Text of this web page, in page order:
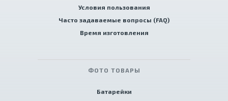
Условия пользования
Часто задаваемые вопросы (FAQ)
Время изготовления
ФОТО ТОВАРЫ
Батарейки